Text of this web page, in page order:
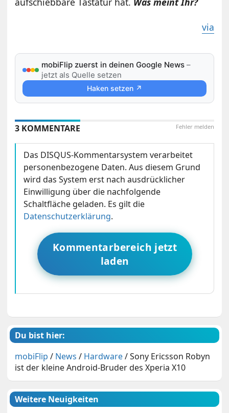
via
mobiFlip zuerst in deinen Google News –
jetzt als Quelle setzen
Haken setzen ↗
Fehler melden
3 KOMMENTARE
Das DISQUS-Kommentarsystem verarbeitet
personenbezogene Daten. Aus diesem Grund
wird das System erst nach ausdrücklicher
Einwilligung über die nachfolgende
Schaltfläche geladen. Es gilt die
Datenschutzerklärung.
Kommentarbereich jetzt
laden
Du bist hier:
mobiFlip / News / Hardware/Sony Ericsson Robyn
ist der kleine Android-Bruder des Xperia X10
Weitere Neuigkeiten